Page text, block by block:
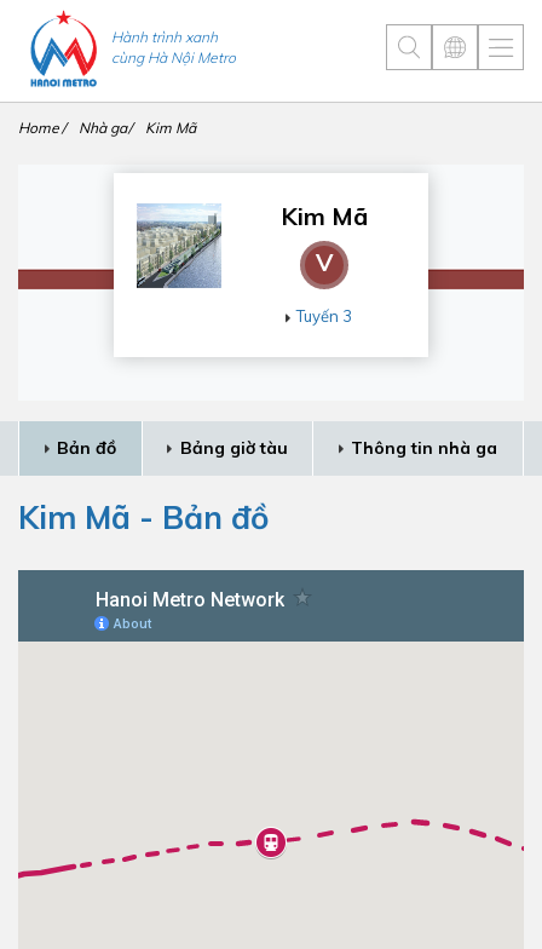
Hành trình xanh
cùng Hà Nội Metro
Home Nhà ga Kim Mã
Kim Mã
V
Tuyến 3
Bản đồ Bảng giờ tàu Thông tin nhà ga
Kim Mã - Bản đồ